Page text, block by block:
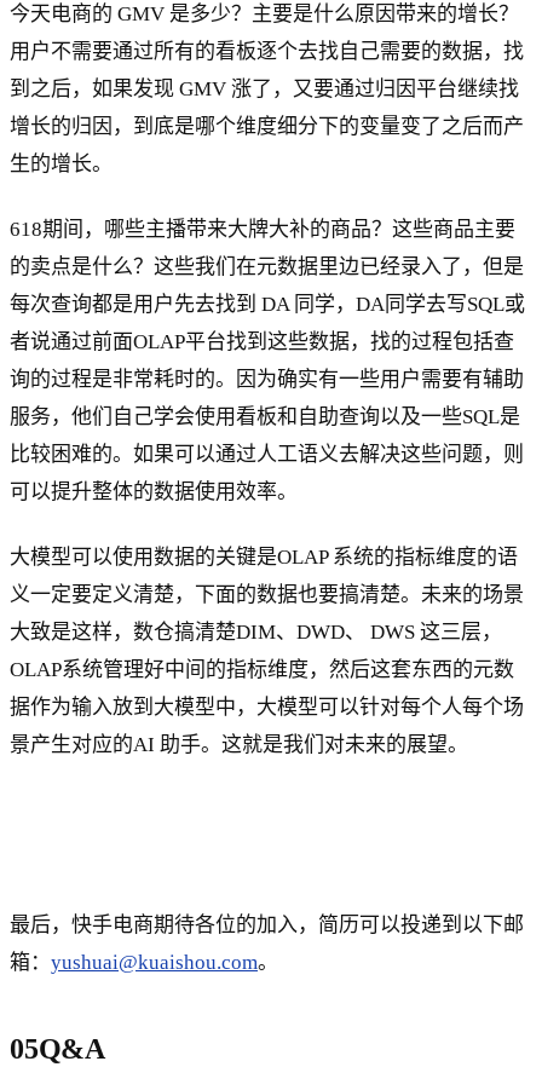
今天电商的 GMV 是多少？主要是什么原因带来的增长？
用户不需要通过所有的看板逐个去找自己需要的数据，找
到之后，如果发现 GMV 涨了，又要通过归因平台继续找
增长的归因，到底是哪个维度细分下的变量变了之后而产
生的增长。
618期间，哪些主播带来大牌大补的商品？这些商品主要
的卖点是什么？这些我们在元数据里边已经录入了，但是
每次查询都是用户先去找到 DA 同学，DA同学去写SQL或
者说通过前面OLAP平台找到这些数据，找的过程包括查
询的过程是非常耗时的。因为确实有一些用户需要有辅助
服务，他们自己学会使用看板和自助查询以及一些SQL是
比较困难的。如果可以通过人工语义去解决这些问题，则
可以提升整体的数据使用效率。
大模型可以使用数据的关键是OLAP 系统的指标维度的语
义一定要定义清楚，下面的数据也要搞清楚。未来的场景
大致是这样，数仓搞清楚DIM、DWD、 DWS 这三层，
OLAP系统管理好中间的指标维度，然后这套东西的元数
据作为输入放到大模型中，大模型可以针对每个人每个场
景产生对应的AI 助手。这就是我们对未来的展望。
最后，快手电商期待各位的加入，简历可以投递到以下邮
箱： yushuai@kuaishou.com。
05Q&A